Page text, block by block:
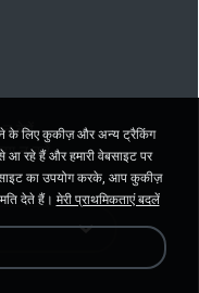
न बेचें
न करें
के लिए कुकीज़ और अन्य ट्रैकिंग
आ रहे हैं और हमारी वेबसाइट पर
का उपयोग करके, आप कुकीज़
देते हैं। मेरी प्राथमिकताएं बदलें